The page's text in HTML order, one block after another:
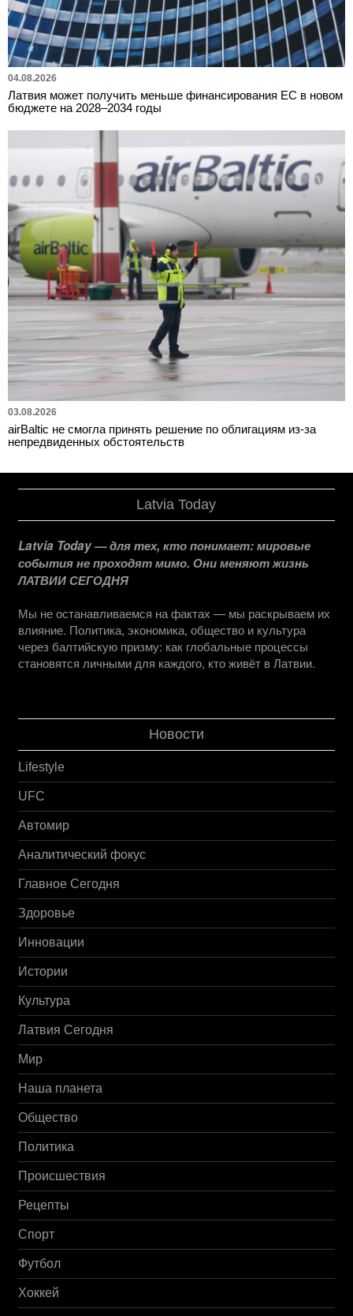
04.08.2026
Латвия может получить меньше финансирования ЕС в новом
бюджете на 2028–2034 годы
03.08.2026
airBaltic не смогла принять решение по облигациям из-за
непредвиденных обстоятельств
Latvia Today
Latvia Today — для тех, кто понимает: мировые
события не проходят мимо. Они меняют жизнь
ЛАТВИИ СЕГОДНЯ
Мы не останавливаемся на фактах — мы раскрываем их
влияние. Политика, экономика, общество и культура
через балтийскую призму: как глобальные процессы
становятся личными для каждого, кто живёт в Латвии.
Новости
Lifestyle
UFC
Автомир
Аналитический фокус
Главное Сегодня
Здоровье
Инновации
Истории
Культура
Латвия Сегодня
Мир
Наша планета
Общество
Политика
Происшествия
Рецепты
Спорт
Футбол
Хоккей